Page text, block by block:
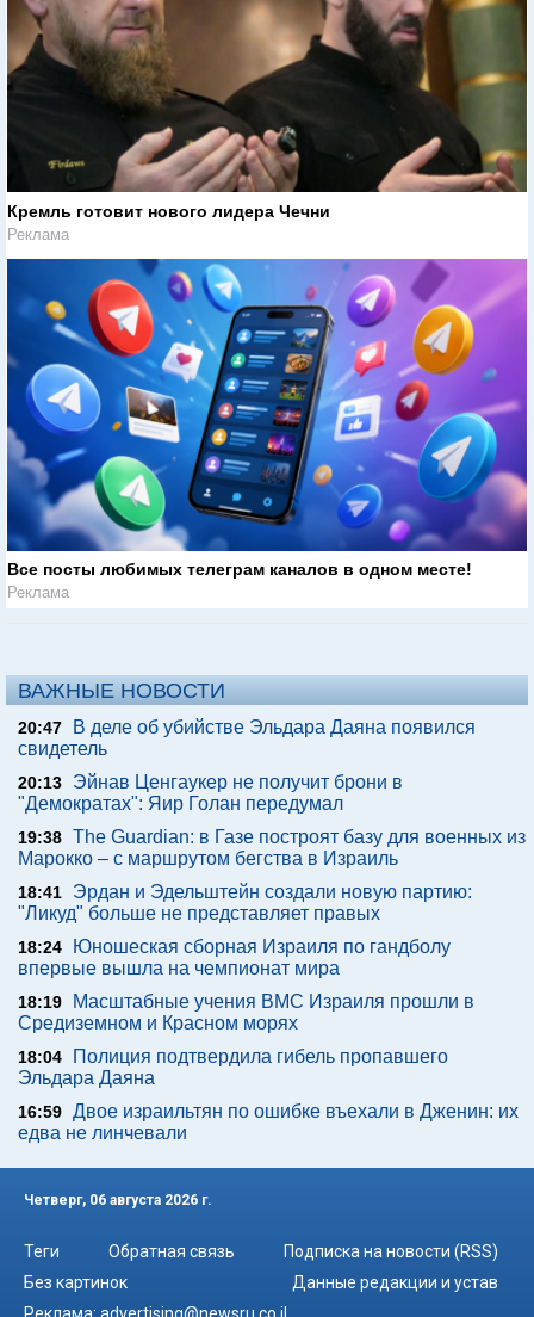
Кремль готовит нового лидера Чечни
Реклама
Все посты любимых телеграм каналов в одном месте!
Реклама
ВАЖНЫЕ НОВОСТИ
20:47
В деле об убийстве Эльдара Даяна появился
свидетель
20:13
Эйнав Ценгаукер не получит брони в
"Демократах": Яир Голан передумал
19:38 The Guardian: в Газе построят базу для военных из
Марокко – с маршрутом бегства в Израиль
18:41
Эрдан и Эдельштейн создали новую партию:
"Ликуд" больше не представляет правых
18:24
Юношеская сборная Израиля по гандболу
впервые вышла на чемпионат мира
18:19
Масштабные учения ВМС Израиля прошли в
Средиземном и Красном морях
18:04
Полиция подтвердила гибель пропавшего
Эльдара Даяна
16:59 Двое израильтян по ошибке въехали в Дженин: их
едва не линчевали
Четверг, 06 августа 2026 г.
Теги Обратная связь
Подписка на новости (RSS)
Без картинок
Данные редакции и устав